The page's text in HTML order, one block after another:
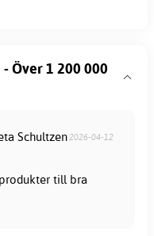
Över 1 200 000
Schultzen2026-04-12
till bra